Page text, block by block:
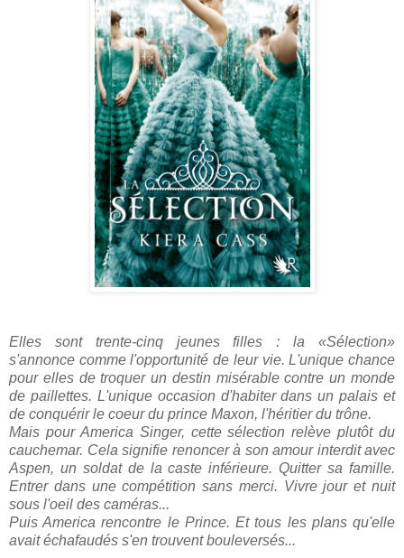
Elles sont trente-cinq jeunes filles : la «Sélection»
s'annonce comme l'opportunité de leur vie. L'unique chance
pour elles de troquer un destin misérable contre un monde
de paillettes. L'unique occasion d'habiter dans un palais et
de conquérir le coeur du prince Maxon, l'héritier du trône.
Mais pour America Singer, cette sélection relève plutôt du
cauchemar. Cela signifie renoncer à son amour interdit avec
Aspen, un soldat de la caste inférieure. Quitter sa famille.
Entrer dans une compétition sans merci. Vivre jour et nuit
sous l'oeil des caméras...
Puis America rencontre le Prince. Et tous les plans qu'elle
avait échafaudés s'en trouvent bouleversés...